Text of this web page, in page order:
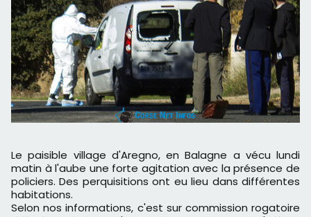
Le paisible village d'Aregno, en Balagne a vécu lundi
matin à l'aube une forte agitation avec la présence de
policiers. Des perquisitions ont eu lieu dans différentes
habitations.
Selon nos informations, c'est sur commission rogatoire